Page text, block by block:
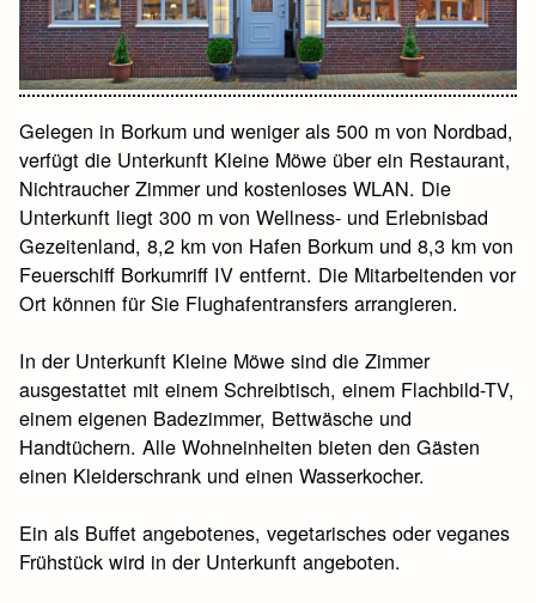
Gelegen in Borkum und weniger als 500 m von Nordbad,
verfügt die Unterkunft Kleine Möwe über ein Restaurant,
Nichtraucher Zimmer und kostenloses WLAN. Die
Unterkunft liegt 300 m von Wellness- und Erlebnisbad
Gezeitenland, 8,2 km von Hafen Borkum und 8,3 km von
Feuerschiff Borkumriff IV entfernt. Die Mitarbeitenden vor
Ort können für Sie Flughafentransfers arrangieren.
In der Unterkunft Kleine Möwe sind die Zimmer
ausgestattet mit einem Schreibtisch, einem Flachbild-TV,
einem eigenen Badezimmer, Bettwäsche und
Handtüchern. Alle Wohneinheiten bieten den Gästen
einen Kleiderschrank und einen Wasserkocher.
Ein als Buffet angebotenes, vegetarisches oder veganes
Frühstück wird in der Unterkunft angeboten.